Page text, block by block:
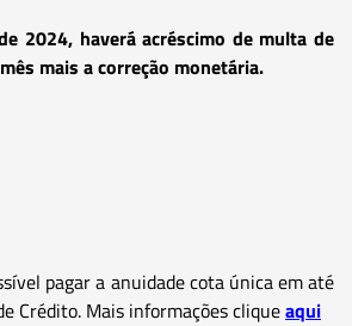
2024, haverá acréscimo de multa de
mais a correção monetária.
pagar a anuidade cota única em até
Crédito. Mais informações cliqueaqui